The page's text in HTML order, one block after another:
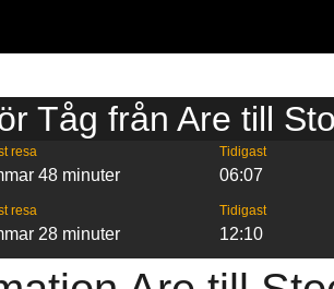
Tåg från Are till
resa
48 minuter
Tidigast
06:07
resa
28 minuter
Tidigast
12:10